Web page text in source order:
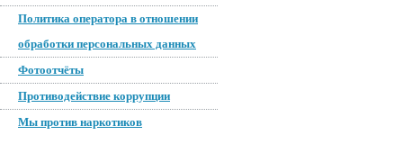
Политика оператора в отношении
обработки персональных данных
Фотоотчёты
Противодействие коррупции
Мы против наркотиков